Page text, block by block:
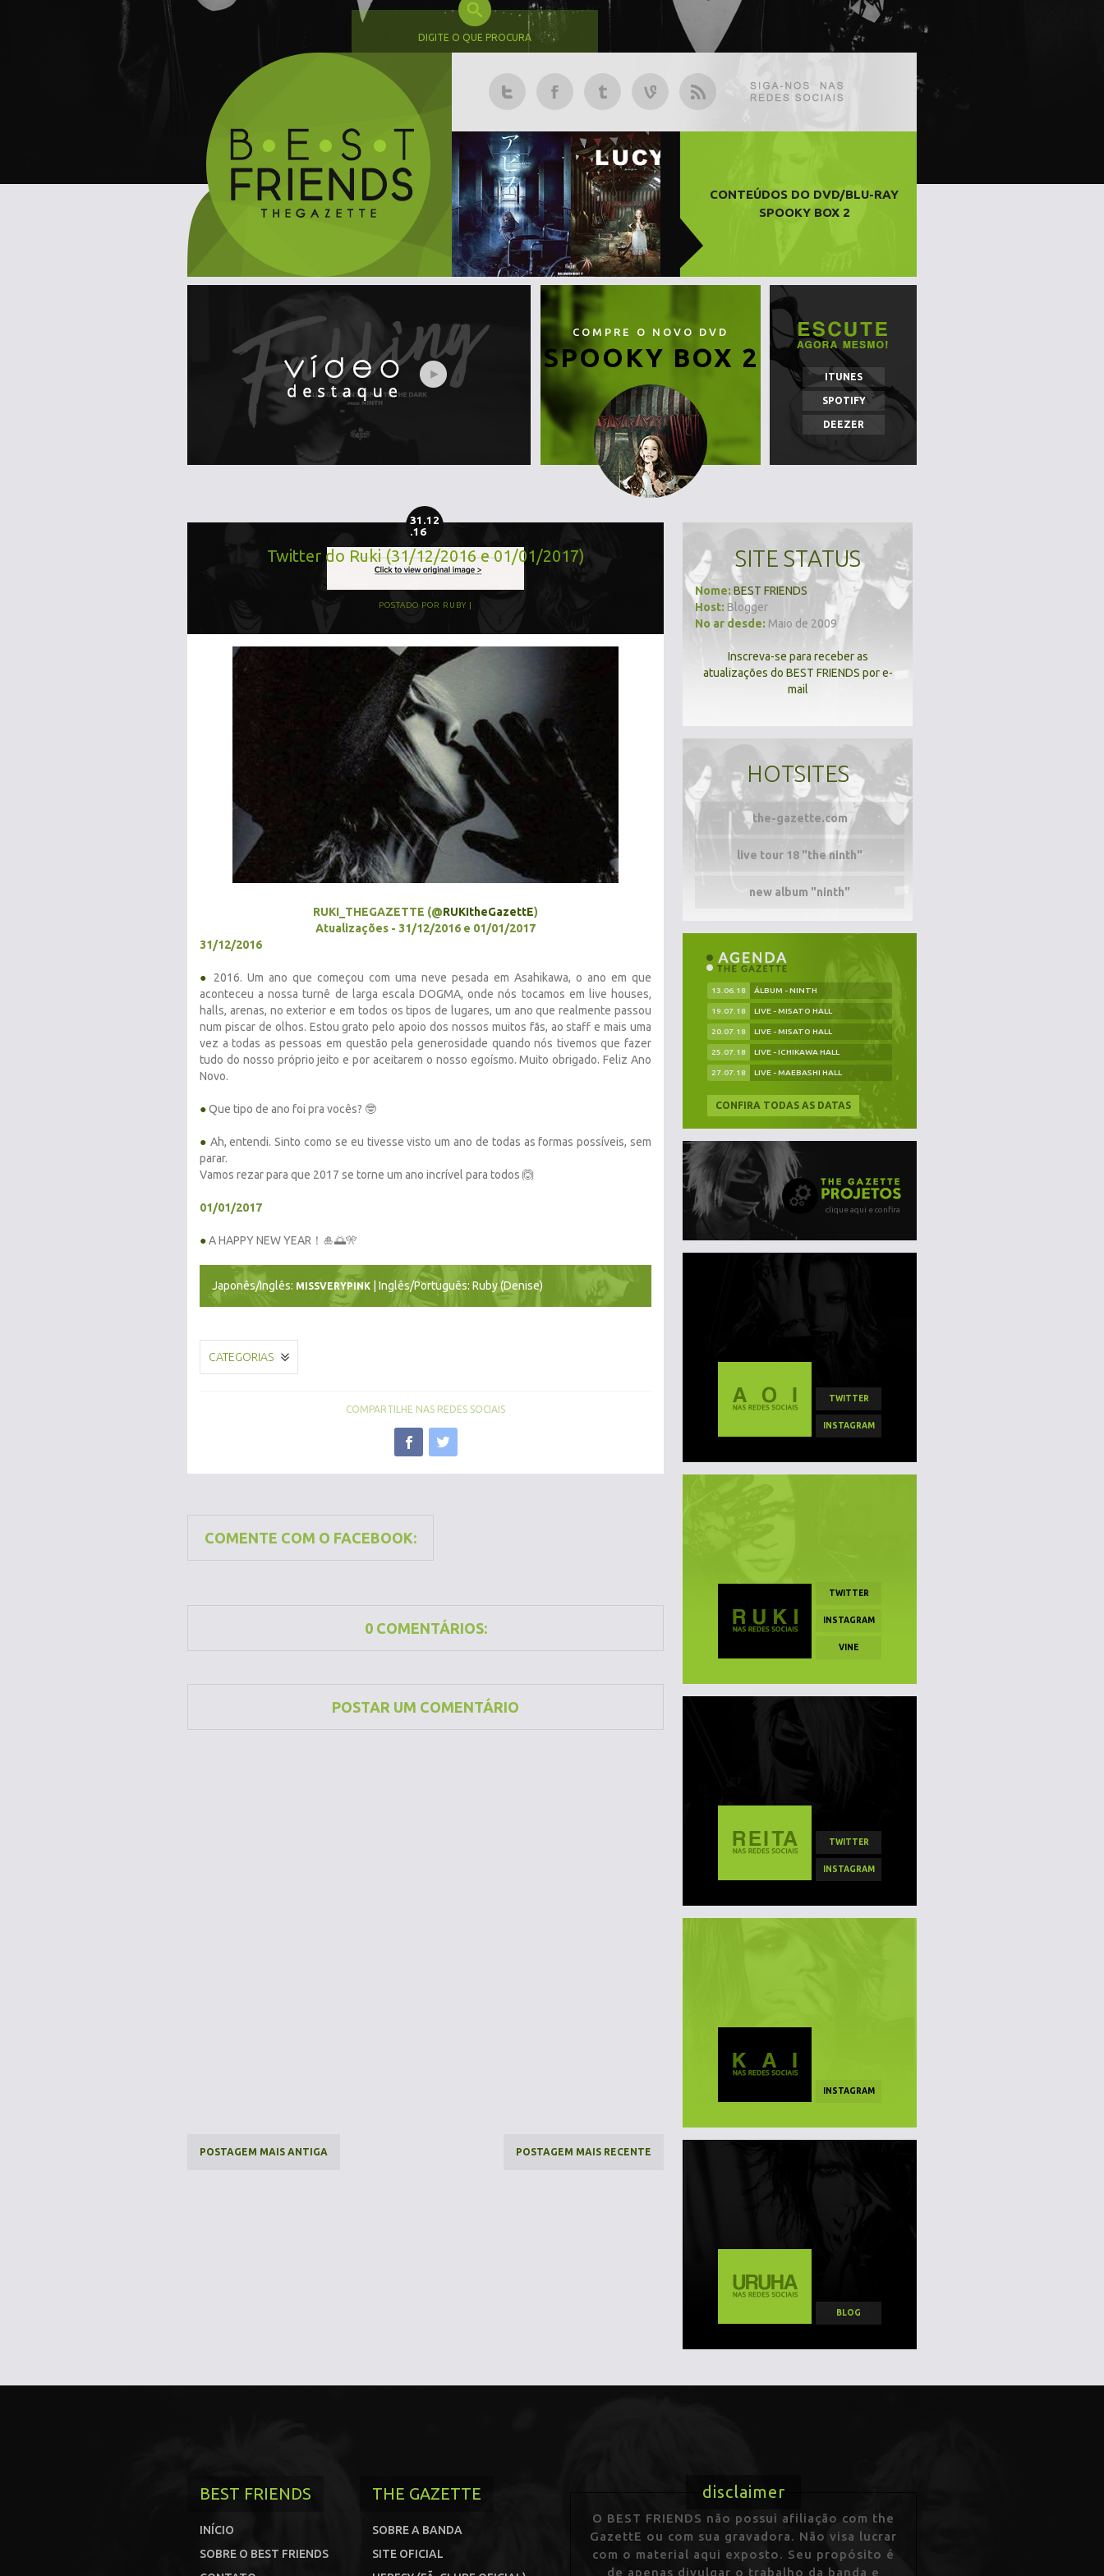
DIGITE O QUE PROCURA
CONTEÚDOS DO DVD/BLU-RAY
SPOOKY BOX 2
COMPRE O NOVO DVD
SPOOKY BOX 2
ITUNES
SPOTIFY
DEEZER
31.12
.16
Twitter do Ruki (31/12/2016 e 01/01/2017)
POSTADO POR RUBY
RUKI_THEGAZETTE (@RUKItheGazettE)
Atualizações - 31/12/2016 e 01/01/2017
31/12/2016
●
2016. Um ano que começou com uma neve pesada em Asahikawa, o ano em que
aconteceu a nossa turnê de larga escala DOGMA, onde nós tocamos em live houses,
halls, arenas, no exterior e em todos os tipos de lugares, um ano que realmente passou
num piscar de olhos. Estou grato pelo apoio dos nossos muitos fãs, ao staff e mais uma
vez a todas as pessoas em questão pela generosidade quando nós tivemos que fazer
tudo do nosso próprio jeito e por aceitarem o nosso egoísmo. Muito obrigado. Feliz Ano
Novo.
●Que tipo de ano foi pra vocês? 🤓
● Ah, entendi. Sinto como se eu tivesse visto um ano de todas as formas possíveis, sem
parar.
Vamos rezar para que 2017 se torne um ano incrível para todos 🙆
01/01/2017
●A HAPPY NEW YEAR！🎍🌅🎌
Japonês/Inglês: MISSVERYPINK | Inglês/Português: Ruby (Denise)
CATEGORIAS
COMPARTILHE NAS REDES SOCIAIS
COMENTE COM O FACEBOOK:
0 COMENTÁRIOS:
POSTAR UM COMENTÁRIO
POSTAGEM MAIS RECENTE
POSTAGEM MAIS ANTIGA
SITE STATUS
Nome: BEST FRIENDS
Host: Blogger
No ar desde: Maio de 2009
Inscreva-se para receber as
atualizações do BEST FRIENDS por e-
mail
HOTSITES
the-gazette.com
live tour 18 "the ninth"
new album "ninth"
13.06.18 ÁLBUM - NINTH
19.07.18 LIVE - MISATO HALL
20.07.18 LIVE - MISATO HALL
25.07.18 LIVE - ICHIKAWA HALL
27.07.18 LIVE - MAEBASHI HALL
CONFIRA TODAS AS DATAS
clique aqui e confira
TWITTER
INSTAGRAM
TWITTER
INSTAGRAM
VINE
TWITTER
INSTAGRAM
INSTAGRAM
BLOG
BEST FRIENDS
INÍCIO
SOBRE O BEST FRIENDS
THE GAZETTE
SOBRE A BANDA
SITE OFICIAL
disclaimer
O BEST FRIENDS não possui afiliação com the
GazettE ou com sua gravadora. Não visa lucrar
com o material aqui exposto. Seu propósito é
de apenas divulgar o trabalho da banda e